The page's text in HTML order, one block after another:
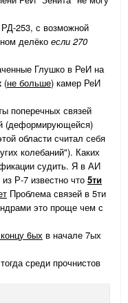
РД-253, с возможной
делёко если 270
Глушко в РеИ на
(не больше) камер РеИ
поперечных связей
(деформирующейся)
области считал себя
колебаний"). Каких
судить. Я в АИ
Р-7 известно что 5ти
Проблема связей в 5ти
это проще чем с
6ых в начале 7ых
среди прочнистов